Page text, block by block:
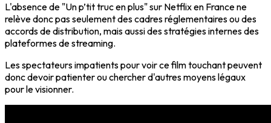
L'absence de "Un p’tit truc en plus" sur Netflix en France ne
relève donc pas seulement des cadres réglementaires ou des
accords de distribution, mais aussi des stratégies internes des
plateformes de streaming.
Les spectateurs impatients pour voir ce film touchant peuvent
donc devoir patienter ou chercher d'autres moyens légaux
pour le visionner.